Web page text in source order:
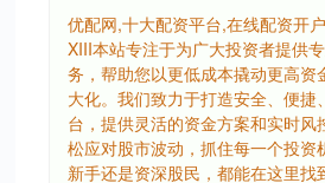
优配网,十大配资平台,在线配资开
XIII‌本站专注于为广大投资者提供
务，帮助您以更低成本撬动更高资
大化。我们致力于打造安全、便捷
台，提供灵活的资金方案和实时风
松应对股市波动，抓住每一个投资
新手还是资深股民，都能在这里找